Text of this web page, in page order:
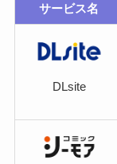
サービス名
DLsite